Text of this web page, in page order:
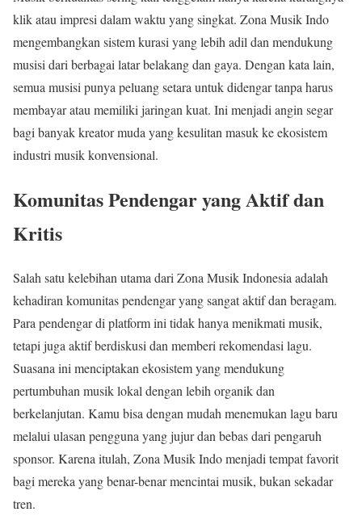
klik atau impresi dalam waktu yang singkat. Zona Musik Indo
mengembangkan sistem kurasi yang lebih adil dan mendukung
musisi dari berbagai latar belakang dan gaya. Dengan kata lain,
semua musisi punya peluang setara untuk didengar tanpa harus
membayar atau memiliki jaringan kuat. Ini menjadi angin segar
bagi banyak kreator muda yang kesulitan masuk ke ekosistem
industri musik konvensional.
Komunitas Pendengar yang Aktif dan
Kritis
Salah satu kelebihan utama dari Zona Musik Indonesia adalah
kehadiran komunitas pendengar yang sangat aktif dan beragam.
Para pendengar di platform ini tidak hanya menikmati musik,
tetapi juga aktif berdiskusi dan memberi rekomendasi lagu.
Suasana ini menciptakan ekosistem yang mendukung
pertumbuhan musik lokal dengan lebih organik dan
berkelanjutan. Kamu bisa dengan mudah menemukan lagu baru
melalui ulasan pengguna yang jujur dan bebas dari pengaruh
sponsor. Karena itulah, Zona Musik Indo menjadi tempat favorit
bagi mereka yang benar-benar mencintai musik, bukan sekadar
tren.